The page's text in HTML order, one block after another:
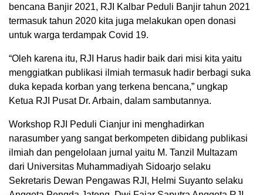
bencana Banjir 2021, RJI Kalbar Peduli Banjir tahun 2021
termasuk tahun 2020 kita juga melakukan open donasi
untuk warga terdampak Covid 19.
“Oleh karena itu, RJI Harus hadir baik dari misi kita yaitu
menggiatkan publikasi ilmiah termasuk hadir berbagi suka
duka kepada korban yang terkena bencana,” ungkap
Ketua RJI Pusat Dr. Arbain, dalam sambutannya.
Workshop RJI Peduli Cianjur ini menghadirkan
narasumber yang sangat berkompeten dibidang publikasi
ilmiah dan pengelolaan jurnal yaitu M. Tanzil Multazam
dari Universitas Muhammadiyah Sidoarjo selaku
Sekretaris Dewan Pengawas RJI, Helmi Suyanto selaku